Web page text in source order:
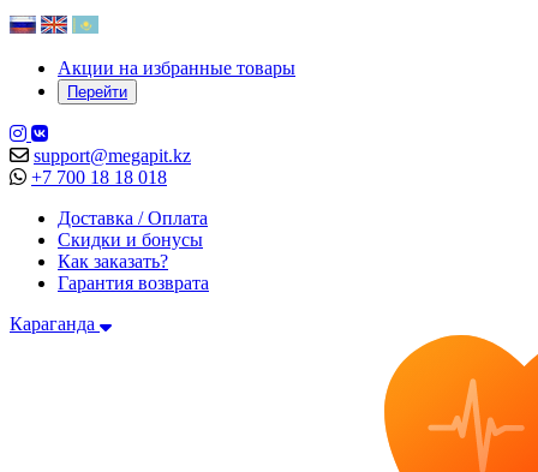
Акции на избранные товары
Перейти
support@megapit.kz
+7 700 18 18 018
Доставка / Оплата
Скидки и бонусы
Как заказать?
Гарантия возврата
Караганда